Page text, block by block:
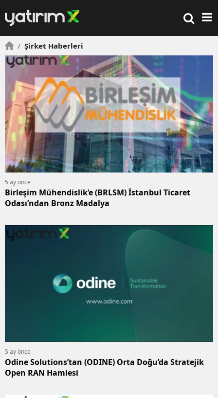
/ Şirket Haberleri
5 ay önce
Birleşim Mühendislik’e (BRLSM) İstanbul Ticaret
Odası’ndan Bronz Madalya
5 ay önce
Odine Solutions’tan (ODINE) Orta Doğu’da Stratejik
Open RAN Hamlesi